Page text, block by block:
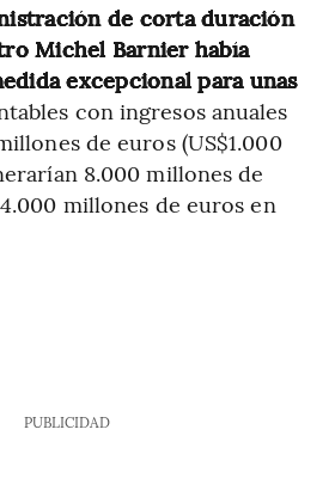
de corta duración
Michel Barnier había
excepcional para unas
con ingresos anuales
de euros (US$1.000
8.000 millones de
millones de euros en
PUBLICIDAD